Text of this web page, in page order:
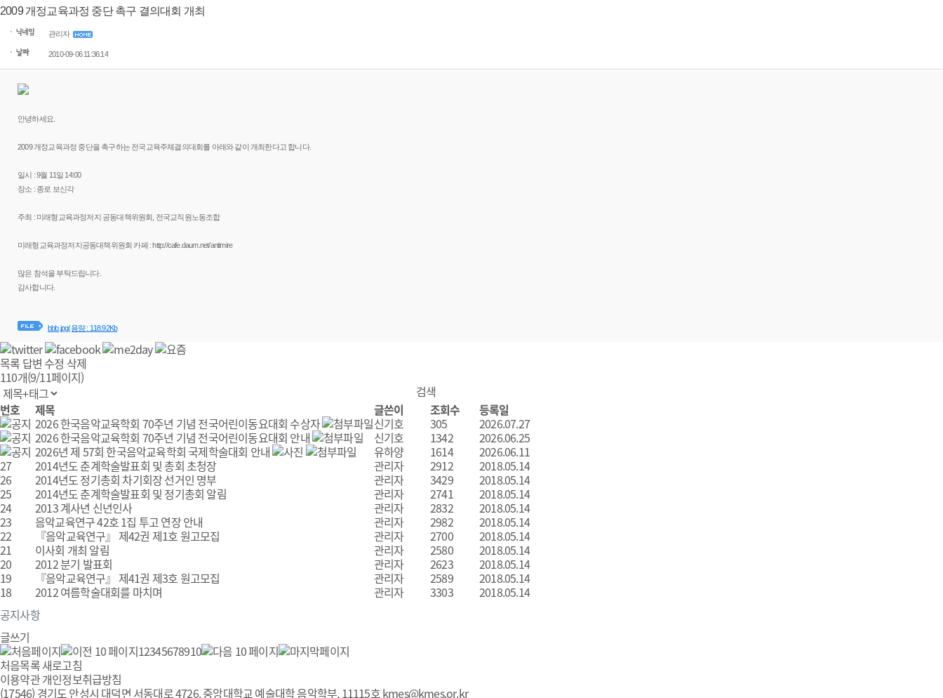
2009 개정교육과정 중단 촉구 결의대회 개최
관리자
2010-09-06 11:36:14
안녕하세요.
2009 개정교육과정 중단을 촉구하는 전국교육주체결의대회를 아래와 같이 개최한다고 합니다.
일시 : 9월 11일 14:00
장소 : 종로 보신각
주최 : 미래형교육과정저지 공동대책위원회, 전국교직원노동조합
미래형교육과정저지공동대책위원회 카페 : http://cafe.daum.net/antimire
많은 참석을 부탁드립니다.
감사합니다.
bbb.jpg(용량 : 118.92Kb
목록 답변 수정 삭제
110개(9/11페이지)
공지사항
번호 제목 글쓴이 조회수
등록일
2026 한국음악교육학회 70주년 기념 전국어린이동요대회 수상자
신기호 305
2026.07.27
2026 한국음악교육학회 70주년 기념 전국어린이동요대회 안내
신기호 1342
2026.06.25
2026년 제 57회 한국음악교육학회 국제학술대회 안내
유하양 1614
2026.06.11
27
2014년도 춘계학술발표회 및 총회 초청장 관리자 2912
2018.05.14
26
2014년도 정기총회 차기회장 선거인 명부 관리자 3429
2018.05.14
25
2014년도 춘계학술발표회 및 정기총회 알림 관리자 2741
2018.05.14
24
2013 계사년 신년인사 관리자 2832
2018.05.14
23
음악교육연구 42호 1집 투고 연장 안내 관리자 2982
2018.05.14
22
『음악교육연구』 제42권 제1호 원고모집 관리자 2700
2018.05.14
21
이사회 개최 알림 관리자 2580
2018.05.14
20
2012 분기 발표회 관리자 2623
2018.05.14
19
『음악교육연구』 제41권 제3호 원고모집 관리자 2589
2018.05.14
18
2012 여름학술대회를 마치며 관리자 3303 2018.05.14
글쓰기
12345678910
처음목록새로고침
이용약관개인정보취급방침
(17546) 경기도 안성시 대덕면 서동대로 4726, 중앙대학교 예술대학 음악학부, 11115호kmes@kmes.or.kr